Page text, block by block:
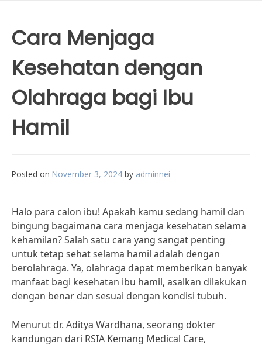
Cara Menjaga
Kesehatan dengan
Olahraga bagi Ibu
Hamil
Posted on November 3, 2024 by adminnei
Halo para calon ibu! Apakah kamu sedang hamil dan
bingung bagaimana cara menjaga kesehatan selama
kehamilan? Salah satu cara yang sangat penting
untuk tetap sehat selama hamil adalah dengan
berolahraga. Ya, olahraga dapat memberikan banyak
manfaat bagi kesehatan ibu hamil, asalkan dilakukan
dengan benar dan sesuai dengan kondisi tubuh.
Menurut dr. Aditya Wardhana, seorang dokter
kandungan dari RSIA Kemang Medical Care,